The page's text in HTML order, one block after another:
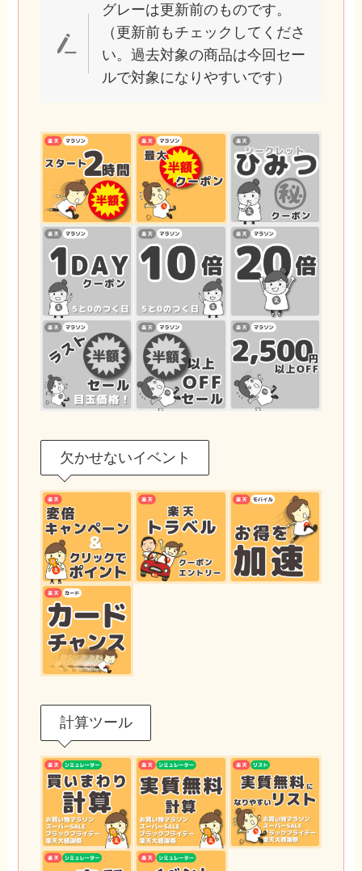
グレーは更新前のものです。
（更新前もチェックしてくださ
い。過去対象の商品は今回セー
ルで対象になりやすいです）
欠かせないイベント
計算ツール